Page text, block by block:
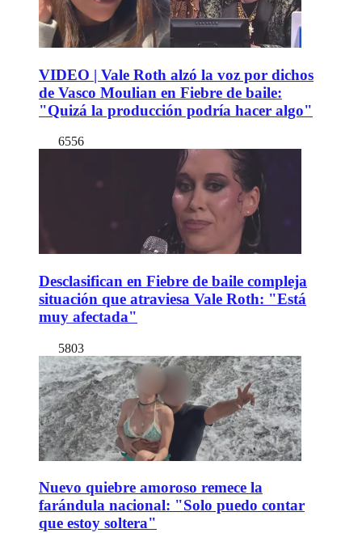
VIDEO | Vale Roth alzó la voz por dichos
de Vasco Moulian en Fiebre de baile:
"Quizá la producción podría hacer algo"
6556
Desclasifican en Fiebre de baile compleja
situación que atraviesa Vale Roth: "Está
muy afectada"
5803
Nuevo quiebre amoroso remece la
farándula nacional: "Solo puedo contar
que estoy soltera"